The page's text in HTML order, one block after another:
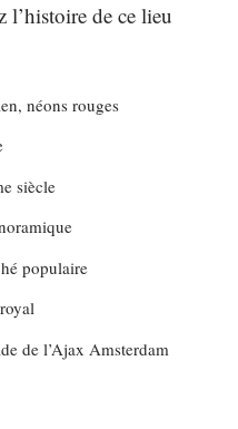
l’histoire de ce lieu
néons rouges
siècle
populaire
de l’Ajax Amsterdam